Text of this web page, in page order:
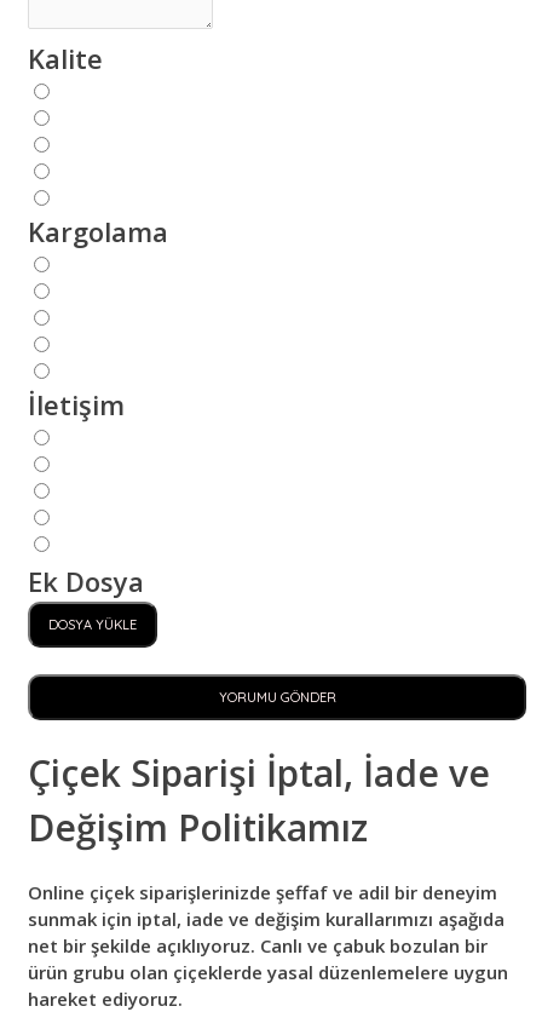
Kalite
Kargolama
İletişim
Ek Dosya
DOSYA YÜKLE
YORUMU GÖNDER
Çiçek Siparişi İptal, İade ve
Değişim Politikamız
Online çiçek siparişlerinizde şeffaf ve adil bir deneyim
sunmak için iptal, iade ve değişim kurallarımızı aşağıda
net bir şekilde açıklıyoruz. Canlı ve çabuk bozulan bir
ürün grubu olan çiçeklerde yasal düzenlemelere uygun
hareket ediyoruz.